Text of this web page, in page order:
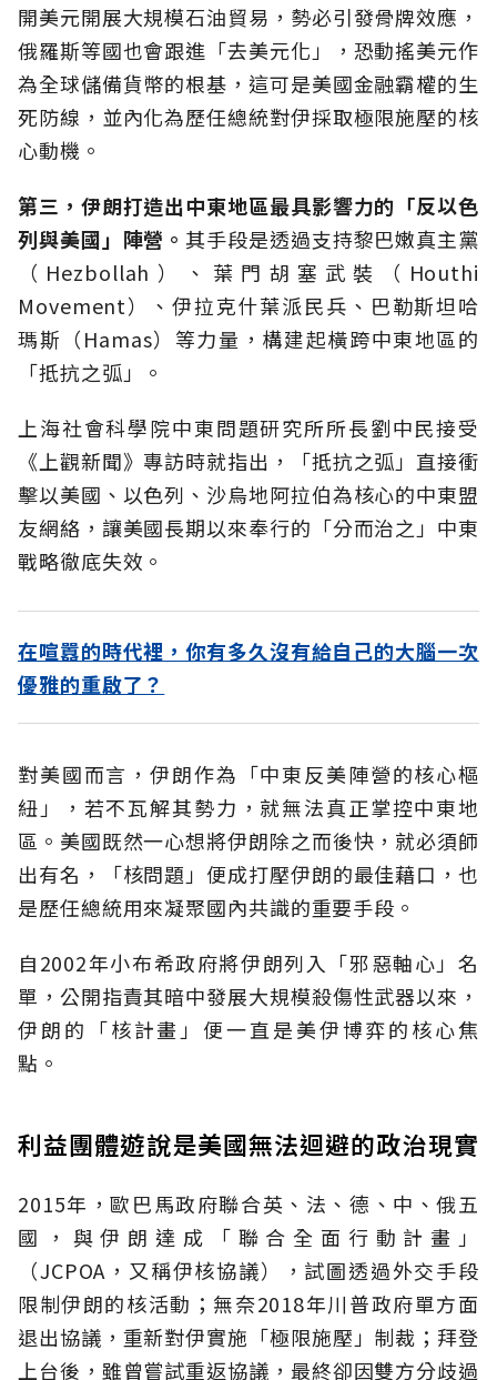
開美元開展大規模石油貿易，勢必引發骨牌效應，
俄羅斯等國也會跟進「去美元化」，恐動搖美元作
為全球儲備貨幣的根基，這可是美國金融霸權的生
死防線，並內化為歷任總統對伊採取極限施壓的核
心動機。
第三，伊朗打造出中東地區最具影響力的「反以色
列與美國」陣營。 其手段是透過支持黎巴嫩真主黨
（Hezbollah）、葉門胡塞武裝（Houthi
Movement）、伊拉克什葉派民兵、巴勒斯坦哈
瑪斯（Hamas）等力量，構建起橫跨中東地區的
「抵抗之弧」。
上海社會科學院中東問題研究所所長劉中民接受
《上觀新聞》專訪時就指出，「抵抗之弧」直接衝
擊以美國、以色列、沙烏地阿拉伯為核心的中東盟
友網絡，讓美國長期以來奉行的「分而治之」中東
戰略徹底失效。
在喧囂的時代裡，你有多久沒有給自己的大腦一次
優雅的重啟了？
對美國而言，伊朗作為「中東反美陣營的核心樞
紐」，若不瓦解其勢力，就無法真正掌控中東地
區。美國既然一心想將伊朗除之而後快，就必須師
出有名，「核問題」便成打壓伊朗的最佳藉口，也
是歷任總統用來凝聚國內共識的重要手段。
自2002年小布希政府將伊朗列入「邪惡軸心」名
單，公開指責其暗中發展大規模殺傷性武器以來，
伊朗的「核計畫」便一直是美伊博弈的核心焦
點。
利益團體遊說是美國無法迴避的政治現實
2015年，歐巴馬政府聯合英、法、德、中、俄五
國，與伊朗達成「聯合全面行動計畫」
（JCPOA，又稱伊核協議），試圖透過外交手段
限制伊朗的核活動；無奈2018年川普政府單方面
退出協議，重新對伊實施「極限施壓」制裁；拜登
上台後，雖曾嘗試重返協議，最終卻因雙方分歧過